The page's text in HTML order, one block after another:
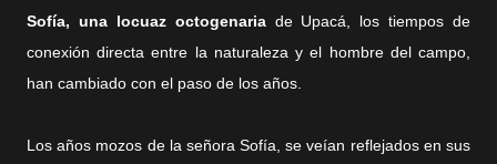
Sofía, una locuaz octogenariade Upacá, los tiempos de
conexión directa entre la naturaleza y el hombre del campo,
han cambiado con el paso de los años.
Los años mozos de la señora Sofía, se veían reflejados en sus